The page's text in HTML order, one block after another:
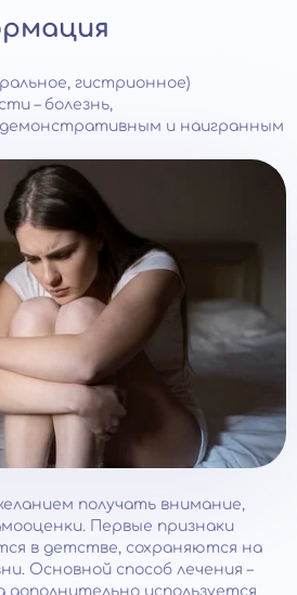
гистрионное)
– болезнь,
и наигранным
получать внимание,
Первые признаки
в детстве, сохраняются на
Основной способ лечения –
дополнительно используется